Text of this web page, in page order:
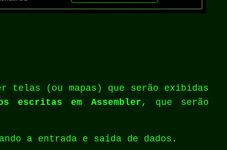
telas (ou mapas) que serão exibidas
escritas em Assembler, que serão
a entrada e saída de dados.